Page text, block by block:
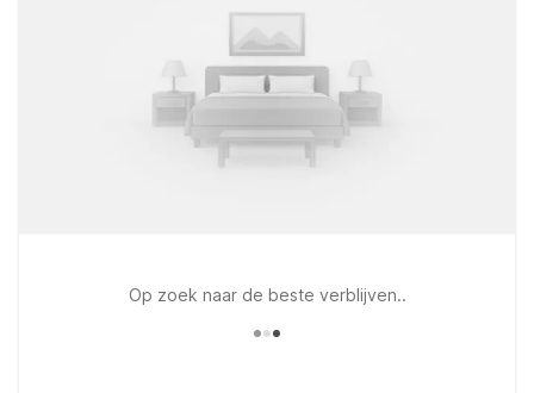
Op zoek naar de beste verblijven..